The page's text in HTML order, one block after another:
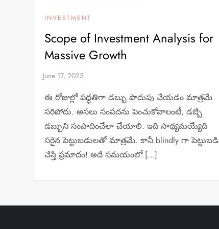
INVESTMENT
Scope of Investment Analysis for
Massive Growth
ఈ రోజుల్లో పద్ధతిగా డబ్బు పొదుపు చేయడం మాత్రమే
సరిపోదు. అసలు సంపదను పెంచుకోవాలంటే, డబ్బే
డబ్బుని సంపాదించేలా చేయాలి. ఇది సాధ్యమయ్యేది
సరైన పెట్టుబడులతో మాత్రమే. కానీ blindly గా పెట్టుబడి
చేస్తే ప్రమాదం! అదే సమయంలో […]